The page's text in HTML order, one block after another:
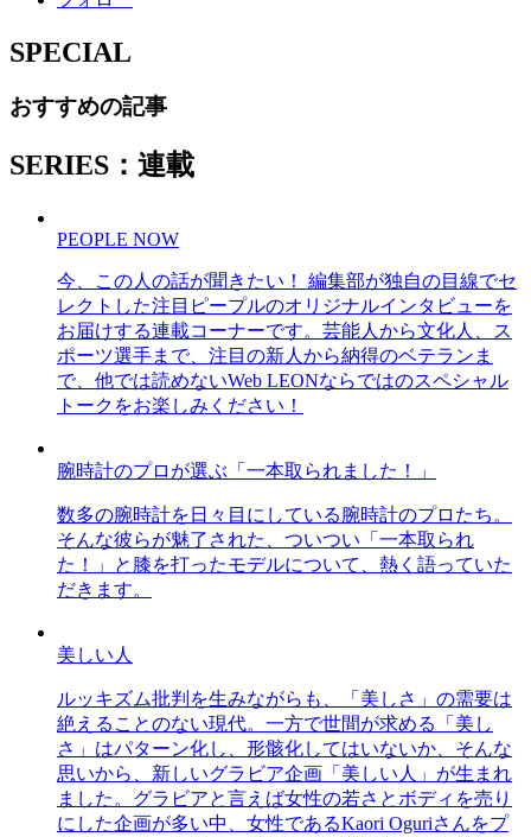
SPECIAL
おすすめの記事
SERIES：連載
PEOPLE NOW
今、この人の話が聞きたい！ 編集部が独自の目線でセ
レクトした注目ピープルのオリジナルインタビューを
お届けする連載コーナーです。芸能人から文化人、ス
ポーツ選手まで、注目の新人から納得のベテランま
で、他では読めないWeb LEONならではのスペシャル
トークをお楽しみください！
腕時計のプロが選ぶ「一本取られました！」
数多の腕時計を日々目にしている腕時計のプロたち。
そんな彼らが魅了された、ついつい「一本取られ
た！」と膝を打ったモデルについて、熱く語っていた
だきます。
美しい人
ルッキズム批判を生みながらも、「美しさ」の需要は
絶えることのない現代。一方で世間が求める「美し
さ」はパターン化し、形骸化してはいないか、そんな
思いから、新しいグラビア企画「美しい人」が生まれ
ました。グラビアと言えば女性の若さとボディを売り
にした企画が多い中、女性であるKaori Oguriさんをプ